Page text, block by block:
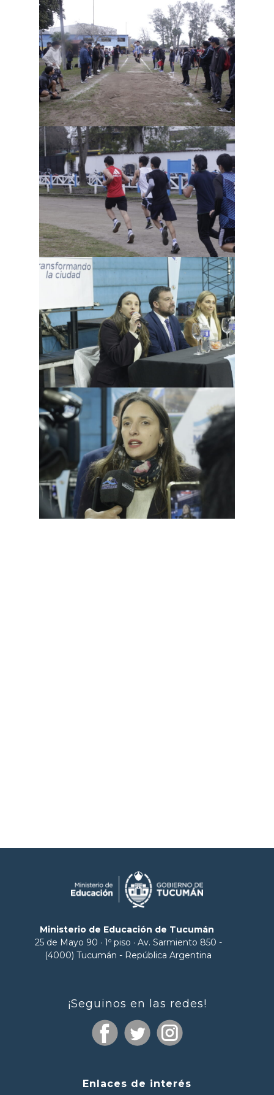
Ministerio de Educación de Tucumán
25 de Mayo 90 · 1º piso · Av. Sarmiento 850 -
(4000) Tucumán - República Argentina
¡Seguinos en las redes!
Enlaces de interés